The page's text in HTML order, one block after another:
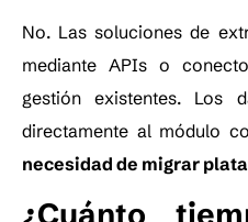
No. Las soluciones de
mediante APIs o
gestión existentes. Los
directamente al módulo
necesidad de migrar
¿Cuánto